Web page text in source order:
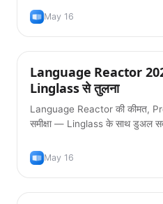
May 16
टिप्स
Language Reactor
Linglass से तुलना
Language Reactor की कीमत,
समीक्षा — Linglass के साथ डुअल
May 16